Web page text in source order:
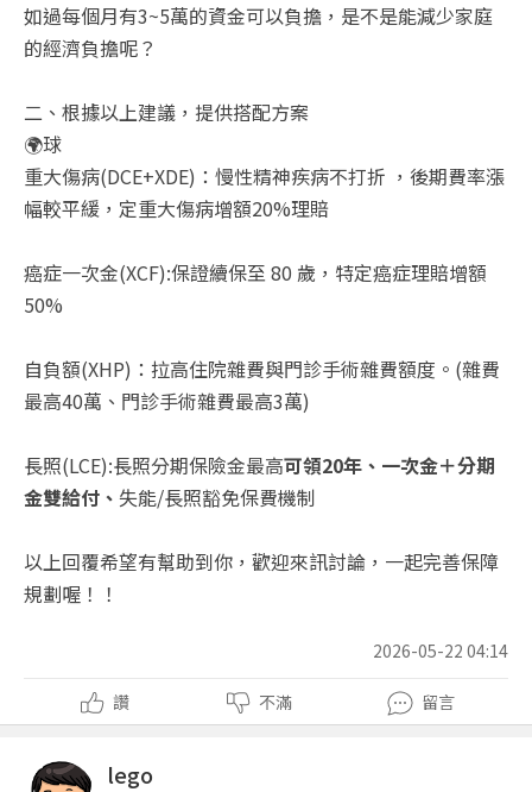
如過每個月有3~5萬的資金可以負擔，是不是能減少家庭
的經濟負擔呢？
二、根據以上建議，提供搭配方案
🌍球
重大傷病(DCE+XDE)：慢性精神疾病不打折 ，後期費率漲
幅較平緩，定重大傷病增額20%理賠
癌症一次金(XCF):保證續保至 80 歲，特定癌症理賠增額
50%
自負額(XHP)：拉高住院雜費與門診手術雜費額度。(雜費
最高40萬、門診手術雜費最高3萬)
長照(LCE):長照分期保險金最高可領20年、一次金＋分期
金雙給付、 失能/長照豁免保費機制
以上回覆希望有幫助到你，歡迎來訊討論，一起完善保障
規劃喔！！
2026-05-22 04:14
讚 不滿 留言
lego